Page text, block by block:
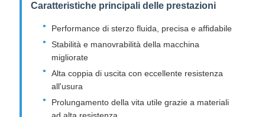
Caratteristiche principali delle prestazioni
Performance di sterzo fluida, precisa e affidabile
Stabilità e manovrabilità della macchina
migliorate
Alta coppia di uscita con eccellente resistenza
all'usura
Prolungamento della vita utile grazie a materiali